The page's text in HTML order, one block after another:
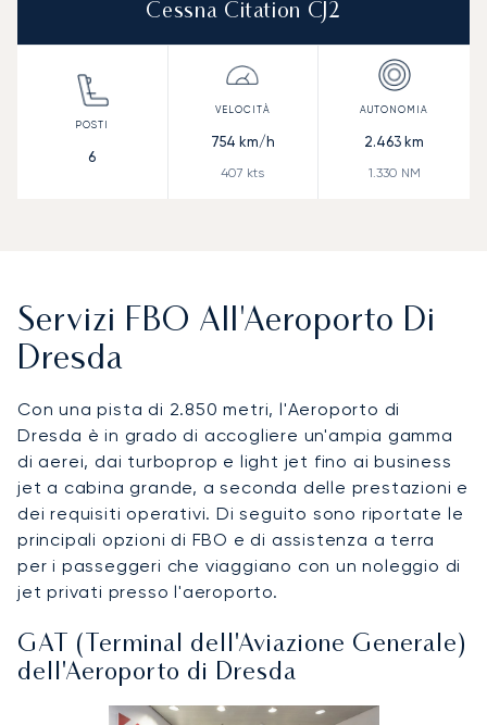
Cessna Citation CJ2
6
754 km/h
407 kts
2.463 km
1.330 NM
Servizi FBO All'Aeroporto Di
Dresda
Con una pista di 2.850 metri, l'Aeroporto di
Dresda è in grado di accogliere un'ampia gamma
di aerei, dai turboprop e light jet fino ai business
jet a cabina grande, a seconda delle prestazioni e
dei requisiti operativi. Di seguito sono riportate le
principali opzioni di FBO e di assistenza a terra
per i passeggeri che viaggiano con un noleggio di
jet privati presso l'aeroporto.
GAT (Terminal dell'Aviazione Generale)
dell'Aeroporto di Dresda